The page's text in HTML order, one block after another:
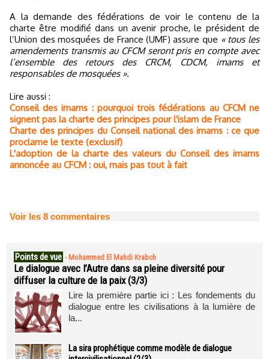
A la demande des fédérations de voir le contenu de la
charte être modifié dans un avenir proche, le président de
l’Union des mosquées de France (UMF) assure que « tous les
amendements transmis au CFCM seront pris en compte avec
l’ensemble des retours des CRCM, CDCM, imams et
responsables de mosquées ».
Lire aussi :
Conseil des imams : pourquoi trois fédérations au CFCM ne
signent pas la charte des principes pour l'islam de France
Charte des principes du Conseil national des imams : ce que
proclame le texte (exclusif)
L'adoption de la charte des valeurs du Conseil des imams
annoncée au CFCM : oui, mais pas tout à fait
Voir les 8 commentaires
Points de vue - Mohammed El Mahdi Krabch
Le dialogue avec l’Autre dans sa pleine diversité pour
diffuser la culture de la paix (3/3)
Lire la première partie ici : Les fondements du
dialogue entre les civilisations à la lumière de
la...
La sira prophétique comme modèle de dialogue